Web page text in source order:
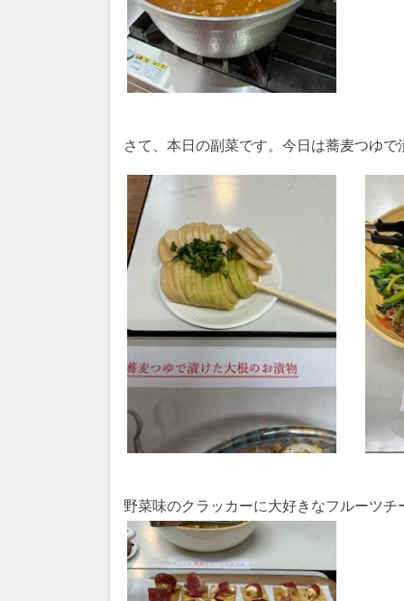
さて、本日の副菜です。今日は蕎麦つゆ
野菜味のクラッカーに大好きなフルーツ